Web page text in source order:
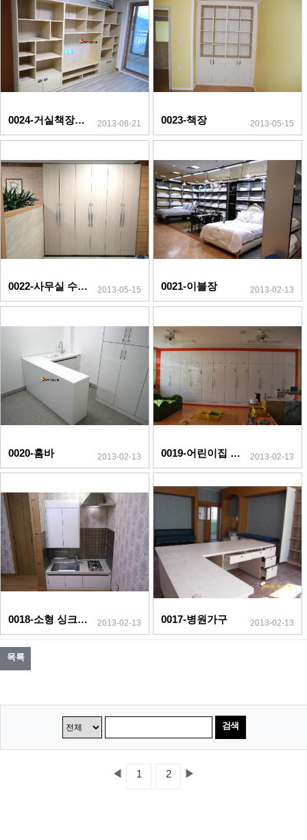
0024-거실책장(자작나무) 2013-08-21 0023-책장 2013-05-15
0022-사무실 수납장 2013-05-15 0021-이블장 2013-02-13
0020-홈바 2013-02-13 0019-어린이집 수납장 2013-02-13
0018-소형 싱크대(앉은뱅이) 2013-02-13 0017-병원가구 2013-02-13
목록
검색
◀ 1 2 ▶